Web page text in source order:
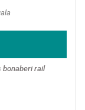
bonaberi rail